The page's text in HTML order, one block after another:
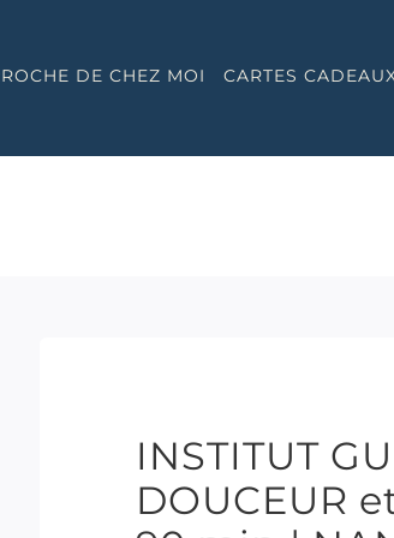
DE CHEZ MOI CARTES
INSTITUT
DOUCEUR